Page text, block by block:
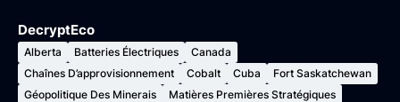
DecryptEco
Alberta Batteries Électriques
Canada
Chaînes D’approvisionnement
Cobalt Cuba
Fort Saskatchewan
Géopolitique Des Minerais
Matières Premières Stratégiques